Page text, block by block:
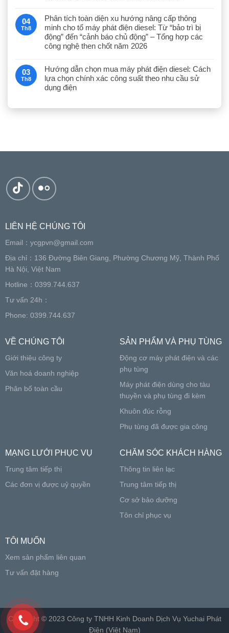
04
Th8
Phân tích toàn diện xu hướng nâng cấp thông
minh cho tổ máy phát điện diesel: Từ “bảo trì bị
động” đến “cảnh báo chủ động” – Tổng hợp các
công nghệ then chốt năm 2026
03
Th8
Hướng dẫn chọn mua máy phát điện diesel: Cách
lựa chọn chính xác công suất theo nhu cầu sử
dụng điện
LIÊN HỆ CHÚNG TÔI
Email： ycgpvn@gmail.com
Địa chỉ：136 Đường Biên Giang, Phường Chương Mỹ, Thành Phố
Hà Nội, Việt Nam
Hotline：0399.744.637
Tư vấn 24h：
Phone: 0399.744.637
VỀ CHÚNG TÔI
Giới thiệu công ty
Văn hoá doanh nghiệp
Phân bố toàn cầu
SẢN PHẨM VÀ PHỤ TÙNG
Động cơ máy phát điện và các
phụ tùng
Máy phát điện dùng cho tàu
thuyền và phụ tùng đi kèm
Khuôn đúc rỗng
Phụ tùng đã được gia công
MẠNG LƯỚI PHỤC VỤ
Trung tâm tiếp thị
Các đơn vị được uỷ quyền
CHĂM SÓC KHÁCH HÀNG
Thông tin liên lạc
Trung tâm tiếp thị
Cơ sở bảo dưỡng
Tôn chỉ phục vụ
TÔI MUỐN
Xem sản phẩm liên quan
Tư vấn đặt hàng
Copyright © 2023 Công ty TNHH Kinh Doanh Dịch Vụ Yuchai Phát
Điện (Việt Nam)